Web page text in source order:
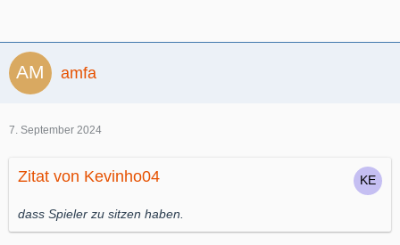
amfa
7. September 2024
Zitat von Kevinho04
dass Spieler zu sitzen haben.